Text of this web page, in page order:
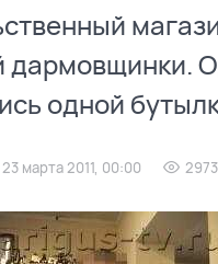
одной
23 марта 2011, 00:00 2973